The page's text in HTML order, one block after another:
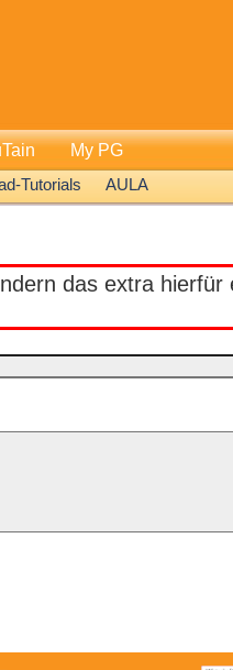
Tutorials AULA
My PG
das extra hierfür